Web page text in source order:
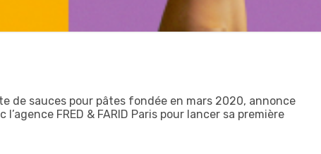
de sauces pour pâtes fondée en mars 2020, annonce
FRED & FARID Paris pour lancer sa première